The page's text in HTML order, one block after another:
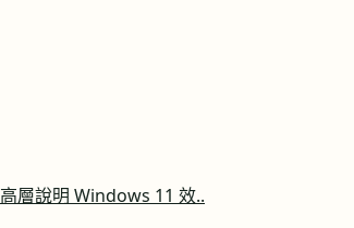
高層說明 Windows 11 效..